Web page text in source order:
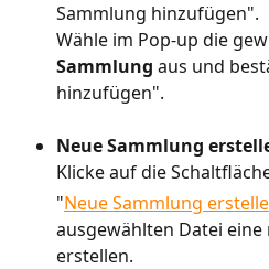
Sammlung hinzufügen".
Wähle im Pop-up die
Sammlung aus und
hinzufügen".
Neue Sammlung
Klicke auf die
"Neue Sammlung
ausgewählten Datei eine
erstellen.